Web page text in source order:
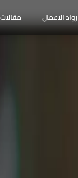
رواد الاعمال مقالات